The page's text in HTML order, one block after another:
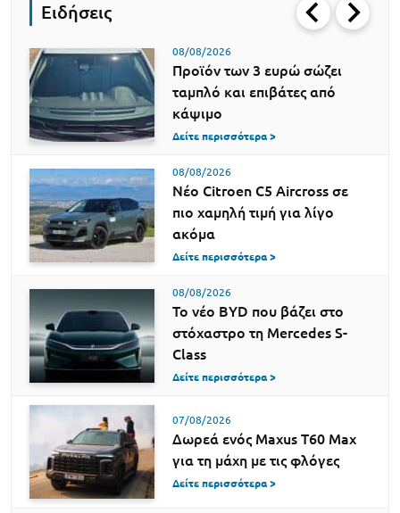
Ειδήσεις
08/08/2026
Προϊόν των 3 ευρώ σώζει
ταμπλό και επιβάτες από
κάψιμο
Δείτε περισσότερα >
08/08/2026
Νέο Citroen C5 Aircross σε
πιο χαμηλή τιμή για λίγο
ακόμα
Δείτε περισσότερα >
08/08/2026
Το νέο BYD που βάζει στο
στόχαστρο τη Mercedes S-
Class
Δείτε περισσότερα >
07/08/2026
Δωρεά ενός Maxus T60 Max
για τη μάχη με τις φλόγες
Δείτε περισσότερα >